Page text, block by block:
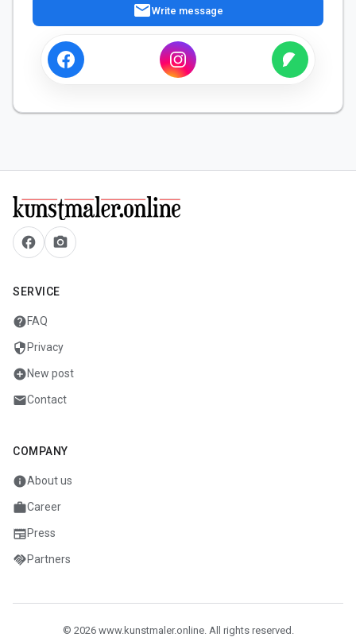
mailWrite message
facebook camera_alt
SERVICE
helpFAQ
security Privacy
add_circleNew post
mailContact
COMPANY
infoAbout us
workCareer
newspaperPress
handshakePartners
© 2026 www.kunstmaler.online. All rights reserved.